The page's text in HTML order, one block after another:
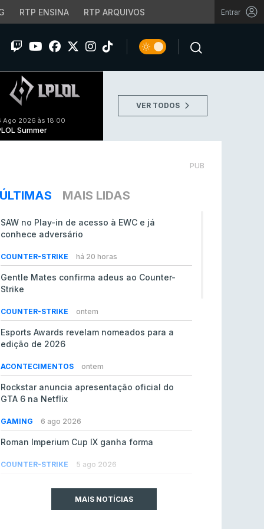
RTP ENSINA RTP ARQUIVOS Entrar
Ago 2026 às 18:00
Summer
VER TODOS
PUB
ÚLTIMAS MAIS LIDAS
SAW no Play-in de acesso à EWC e já
conhece adversário
COUNTER-STRIKE há 20 horas
Gentle Mates confirma adeus ao Counter-
Strike
COUNTER-STRIKE ontem
Esports Awards revelam nomeados para a
edição de 2026
ACONTECIMENTOS ontem
Rockstar anuncia apresentação oficial do
GTA 6 na Netflix
GAMING 6 ago 2026
Roman Imperium Cup IX ganha forma
COUNTER-STRIKE 5 ago 2026
milhões de dólaresMAIS NOTÍCIAS